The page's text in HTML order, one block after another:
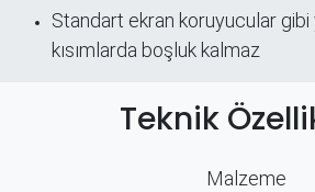
Standart ekran koruyucular gibi
kısımlarda boşluk kalmaz
Teknik
Malzeme